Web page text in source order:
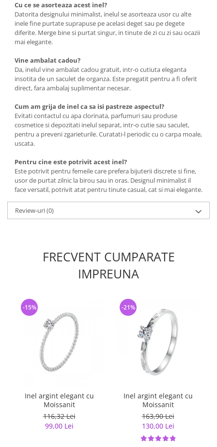
Cu ce se asorteaza acest inel?
Datorita designului minimalist, inelul se asorteaza usor cu alte
inele fine purtate suprapuse pe acelasi deget sau pe degete
diferite. Merge bine si purtat singur, in tinute de zi cu zi sau ocazii
mai elegante.
Vine ambalat cadou?
Da, inelul vine ambalat cadou gratuit, intr-o cutiuta eleganta
insotita de un saculet de organza. Este pregatit pentru a fi oferit
direct, fara ambalaj suplimentar necesar.
Cum am grija de inel ca sa isi pastreze aspectul?
Evitati contactul cu apa clorinata, parfumuri sau produse
cosmetice si depozitati inelul separat, intr-o cutie sau saculet,
pentru a preveni zgarieturile. Curatati-l periodic cu o carpa moale,
uscata.
Pentru cine este potrivit acest inel?
Este potrivit pentru femeile care prefera bijuterii discrete si fine,
usor de purtat zilnic la birou sau in oras. Designul minimalist il
face versatil, potrivit atat pentru tinute casual, cat si mai elegante.
Review-uri(0)
FRECVENT CUMPARATE
IMPREUNA
Inel argint elegant cu
Moissanit
116,32 Lei
99,00 Lei
-15%
Inel argint elegant cu
Moissanit
163,90 Lei
130,00 Lei
-21%